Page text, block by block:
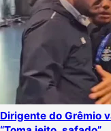
Dirigente do Grêmio